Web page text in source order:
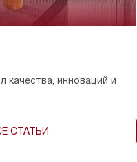
качества, инноваций и
СТАТЬИ